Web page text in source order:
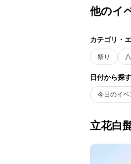
他のイ
カテゴリ・
祭り
日付から探す
今日のイベ
立花白